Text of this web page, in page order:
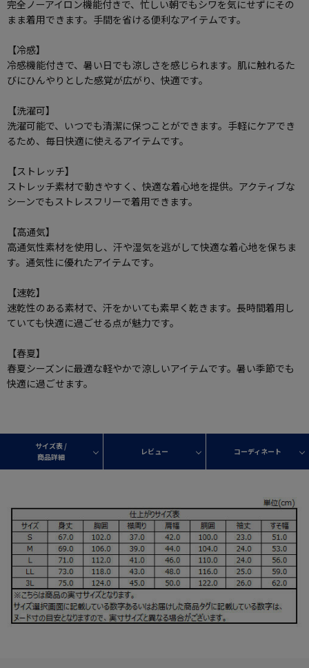
完全ノーアイロン機能付きで、忙しい朝でもシワを気にせずにその
まま着用できます。手間を省ける便利なアイテムです。
【冷感】
冷感機能付きで、暑い日でも涼しさを感じられます。肌に触れるた
びにひんやりとした感覚が広がり、快適です。
【洗濯可】
洗濯可能で、いつでも清潔に保つことができます。手軽にケアでき
るため、毎日快適に使えるアイテムです。
【ストレッチ】
ストレッチ素材で動きやすく、快適な着心地を提供。アクティブな
シーンでもストレスフリーで着用できます。
【高通気】
高通気性素材を使用し、汗や湿気を逃がして快適な着心地を保ちま
す。通気性に優れたアイテムです。
【速乾】
速乾性のある素材で、汗をかいても素早く乾きます。長時間着用し
ていても快適に過ごせる点が魅力です。
【春夏】
春夏シーズンに最適な軽やかで涼しいアイテムです。暑い季節でも
快適に過ごせます。
サイズ表 /
商品詳細
レビュー コーディネート